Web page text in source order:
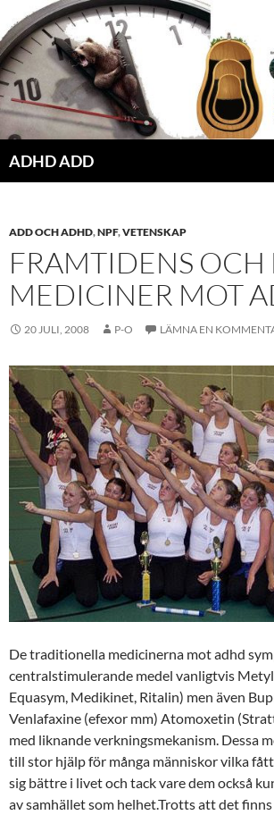
Hoppa
till
innehåll
ADHD ADD
ADD OCH ADHD,NPF,VETENSKAP
FRAMTIDENS OCH
MEDICINER MOT
20 JULI, 2008 P-O LÄMNA EN
De traditionella medicinerna mot adhd
centralstimulerande medel vanligtvis
Equasym, Medikinet, Ritalin) men även
Venlafaxine (efexor mm) Atomoxetin
med liknande verkningsmekanism. Dessa
till stor hjälp för många människor vilka
sig bättre i livet och tack vare dem också
av samhället som helhet.Trotts att det finns